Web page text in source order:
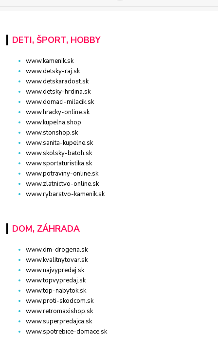
DETI, ŠPORT, HOBBY
www.kamenik.sk
www.detsky-raj.sk
www.detskaradost.sk
www.detsky-hrdina.sk
www.domaci-milacik.sk
www.hracky-online.sk
www.kupelna.shop
www.stonshop.sk
www.sanita-kupelne.sk
www.skolsky-batoh.sk
www.sportaturistika.sk
www.potraviny-online.sk
www.zlatnictvo-online.sk
www.rybarstvo-kamenik.sk
DOM, ZÁHRADA
www.dm-drogeria.sk
www.kvalitnytovar.sk
www.najvypredaj.sk
www.topvypredaj.sk
www.top-nabytok.sk
www.proti-skodcom.sk
www.retromaxishop.sk
www.superpredajca.sk
www.spotrebice-domace.sk